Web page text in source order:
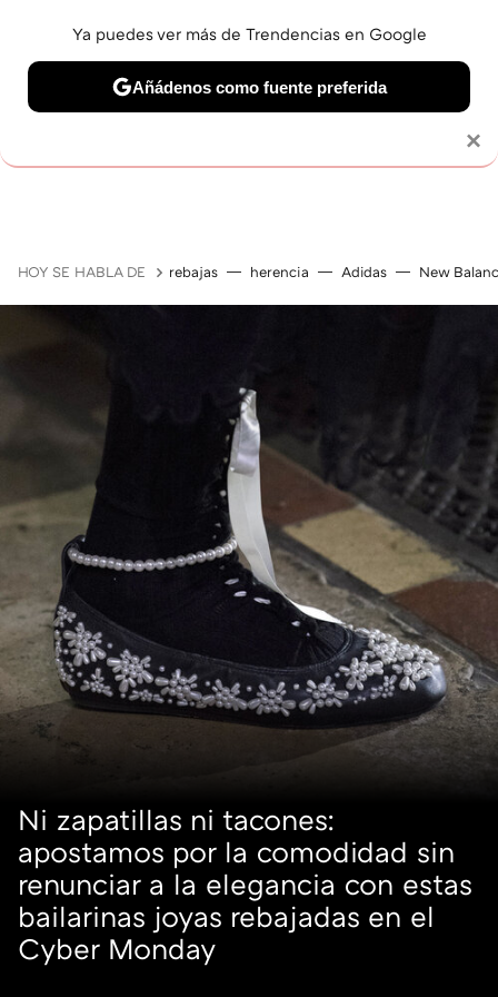
OFERTAS EN
HOY SE HABLA DE rebajas herencia Adidas New
Ni zapatillas ni tacones:
apostamos por la comodidad sin
renunciar a la elegancia con estas
bailarinas joyas rebajadas en el
Cyber Monday
×
Ya puedes ver más de Trendencias en Google
Añádenos como fuente preferida